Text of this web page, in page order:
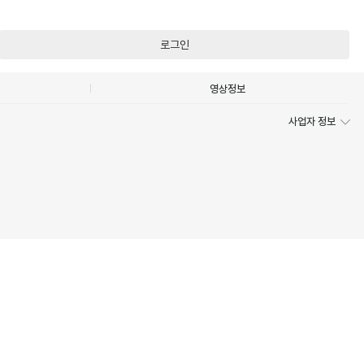
로그인
영상정보
사업자 정보